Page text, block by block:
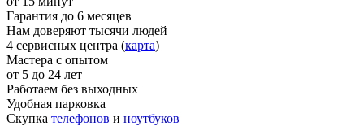
Гарантия до 6 месяцев
Нам доверяют тысячи людей
4 сервисных центра (карта)
Мастера с опытом
от 5 до 24 лет
Работаем без выходных
Удобная парковка
Скупка телефонов и ноутбуков